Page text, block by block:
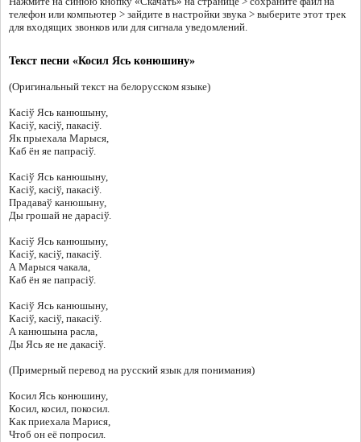
телефон или компьютер > зайдите в настройки звука > выберите этот трек
для входящих звонков или для сигнала уведомлений.
Текст песни «Косил Ясь конюшину»
(Оригинальный текст на белорусском языке)
Касіў Ясь канюшыну,
Касіў, касіў, пакасіў.
Як прыехала Марыся,
Каб ён яе папрасіў.
Касіў Ясь канюшыну,
Касіў, касіў, пакасіў.
Прадаваў канюшыну,
Ды грошай не дарасіў.
Касіў Ясь канюшыну,
Касіў, касіў, пакасіў.
А Марыся чакала,
Каб ён яе папрасіў.
Касіў Ясь канюшыну,
Касіў, касіў, пакасіў.
А канюшына расла,
Ды Ясь яе не дакасіў.
(Примерный перевод на русский язык для понимания)
Косил Ясь конюшину,
Косил, косил, покосил.
Как приехала Марися,
Чтоб он её попросил.